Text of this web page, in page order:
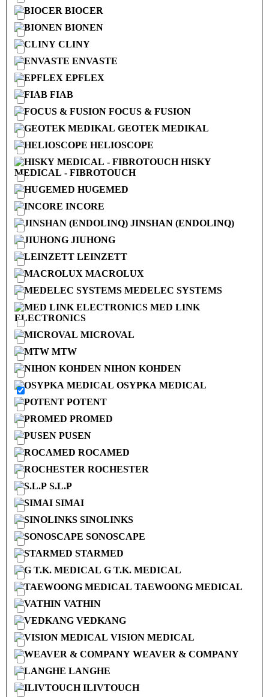
BIOCER
BIONEN
CLINY
ENVASTE
EPFLEX
FIAB
FOCUS & FUSION
GEOTEK MEDIKAL
HELIOSCOPE
HISKY
MEDICAL - FIBROTOUCH
HUGEMED
INCORE
JINSHAN (ENDOLINQ)
JIUHONG
LEINZETT
MACROLUX
MEDELEC SYSTEMS
MED LINK
ELECTRONICS
MICROVAL
MTW
NIHON KOHDEN
OSYPKA MEDICAL
POTENT
PROMED
PUSEN
ROCAMED
ROCHESTER
S.L.P
SIMAI
SINOLINKS
SONOSCAPE
STARMED
G T.K. MEDICAL
TAEWOONG MEDICAL
VATHIN
VEDKANG
VISION MEDICAL
WEAVER & COMPANY
LANGHE
ILIVTOUCH